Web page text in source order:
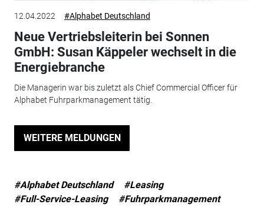
12.04.2022 #Alphabet Deutschland
Neue Vertriebsleiterin bei Sonnen
GmbH: Susan Käppeler wechselt in die
Energiebranche
Die Managerin war bis zuletzt als Chief Commercial Officer für
Alphabet Fuhrparkmanagement tätig.
WEITERE MELDUNGEN
#Alphabet Deutschland
#Leasing
#Full-Service-Leasing
#Fuhrparkmanagement